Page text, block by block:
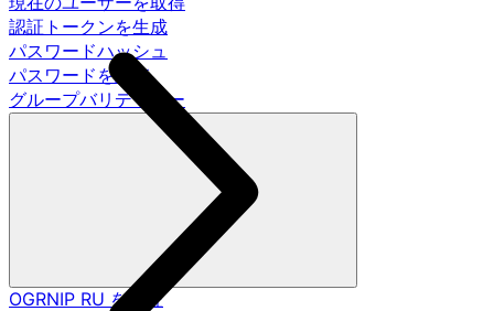
認証トークンを生成
パスワードハッシュ
パスワードを調査
グループバリデーター
OGRNIP RU を検証